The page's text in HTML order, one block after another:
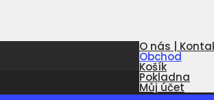
O nás |
Obchod
Košík
Pokladna
Můj účet